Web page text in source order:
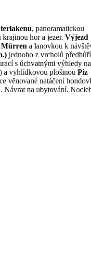
, panoramatickou
krajinou hor a jezer. Výjezd
Mürren a lanovkou k
jednoho z vrcholů předhůří
s úchvatnými výhledy na
a vyhlídkovou plošinou Piz
věnované natáčení
Návrat na ubytování.